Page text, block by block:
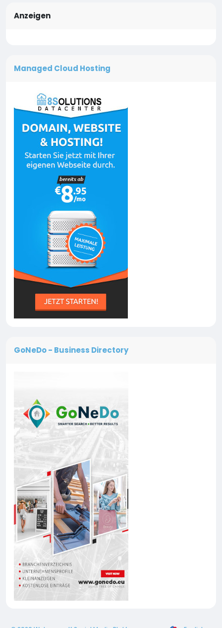
Anzeigen
Managed Cloud Hosting
GoNeDo - Business Directory